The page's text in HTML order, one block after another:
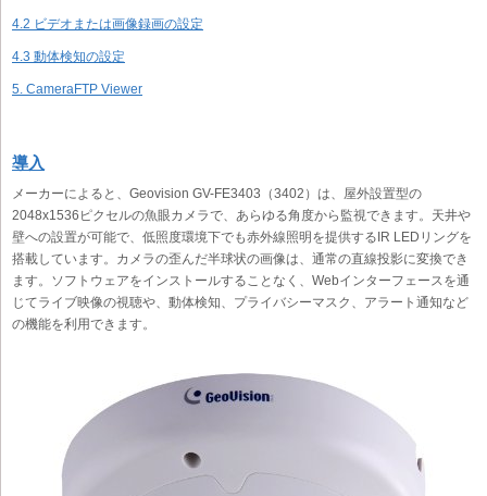
4.2 ビデオまたは画像録画の設定
4.3 動体検知の設定
5. CameraFTP Viewer
導入
メーカーによると、Geovision GV-FE3403（3402）は、屋外設置型の
2048x1536ピクセルの魚眼カメラで、あらゆる角度から監視できます。天井や
壁への設置が可能で、低照度環境下でも赤外線照明を提供するIR LEDリングを
搭載しています。カメラの歪んだ半球状の画像は、通常の直線投影に変換でき
ます。ソフトウェアをインストールすることなく、Webインターフェースを通
じてライブ映像の視聴や、動体検知、プライバシーマスク、アラート通知など
の機能を利用できます。